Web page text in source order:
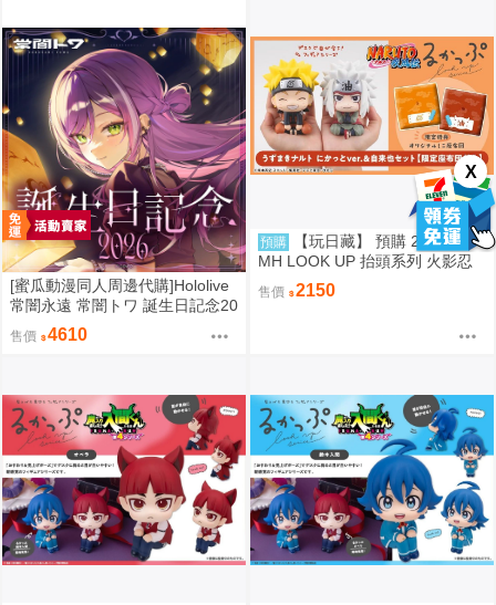
X
[蜜瓜動漫同人周邊代購]Hololive
常闇永遠 常闇トワ 誕生日記念20
26套組/周邊(9/12預約截止)(3月
預約)(Hololive)
售價 4610
預購
【玩日藏】 預購 27年 2月
MH LOOK UP 抬頭系列 火影忍
者疾風傳 漩渦鳴人 燦笑 Smile &
自來也 抬頭公仔 特典 代理版
售價 2150